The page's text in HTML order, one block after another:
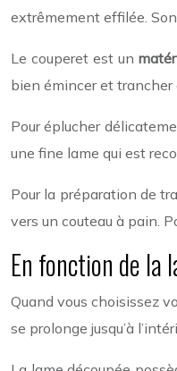
extrêmement effilée.
Le couperet est un
bien émincer et trancher
Pour éplucher
une fine lame qui est
Pour la préparation de
vers un couteau à pain.
En fonction de la
Quand vous choisissez
se prolonge jusqu’à